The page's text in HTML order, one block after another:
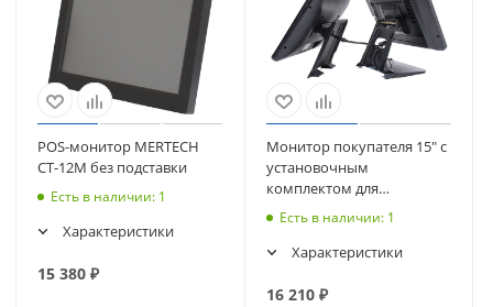
POS-монитор MERTECH
CT-12M без подставки
Есть в наличии: 1
Характеристики
15 380 ₽
Монитор покупателя 15" с
установочным
комплектом для
сенсорного моноблока
Есть в наличии: 1
Характеристики
16 210₽